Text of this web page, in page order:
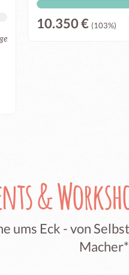
10.350 € (103%)
&
ums Eck - von